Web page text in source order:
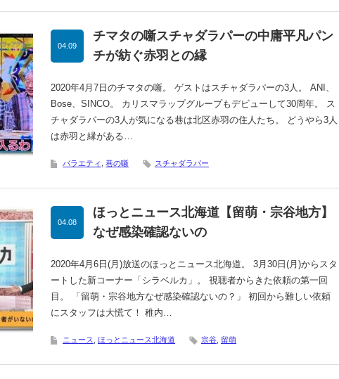
チマタの噺スチャダラパーの中庸平凡パン
チが紡ぐ赤羽との縁
04.09
2020年4月7日のチマタの噺。 ゲストはスチャダラパーの3人。 ANI、
Bose、SINCO。 カリスマラップグループもデビューして30周年。 ス
チャダラパーの3人が気になる巷は北区赤羽の住人たち。 どうやら3人
は赤羽と縁がある…
バラエティ 巷の噺 スチャダラパー
ほっとニュース北海道【留萌・宗谷地方】
なぜ感染確認ないの
04.08
2020年4月6日(月)放送のほっとニュース北海道。 3月30日(月)からスタ
ートした新コーナー「シラベルカ」。 視聴者からきた依頼の第一回
目。 「留萌・宗谷地方なぜ感染確認ないの？」 初回から難しい依頼
にスタッフは大慌て！ 稚内…
ニュース ほっとニュース北海道 宗谷 留萌